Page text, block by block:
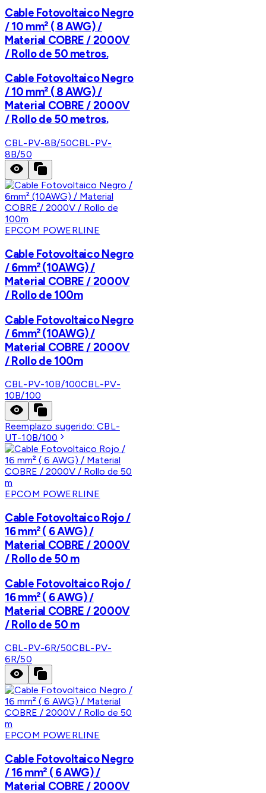
Cable Fotovoltaico Negro
/ 10 mm² ( 8 AWG) /
Material COBRE / 2000V
/ Rollo de 50 metros.
Cable Fotovoltaico Negro
/ 10 mm² ( 8 AWG) /
Material COBRE / 2000V
/ Rollo de 50 metros.
CBL-PV-8B/50CBL-PV-
8B/50
EPCOM POWERLINE
Cable Fotovoltaico Negro
/ 6mm² (10AWG) /
Material COBRE / 2000V
/ Rollo de 100m
Cable Fotovoltaico Negro
/ 6mm² (10AWG) /
Material COBRE / 2000V
/ Rollo de 100m
CBL-PV-10B/100CBL-PV-
10B/100
Reemplazo sugerido:CBL-
UT-10B/100
EPCOM POWERLINE
Cable Fotovoltaico Rojo /
16 mm² ( 6 AWG) /
Material COBRE / 2000V
/ Rollo de 50 m
Cable Fotovoltaico Rojo /
16 mm² ( 6 AWG) /
Material COBRE / 2000V
/ Rollo de 50 m
CBL-PV-6R/50CBL-PV-
6R/50
EPCOM POWERLINE
Cable Fotovoltaico Negro
/ 16 mm² ( 6 AWG) /
Material COBRE / 2000V